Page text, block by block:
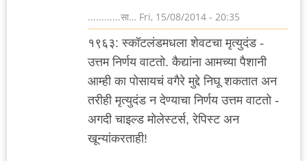
............सा… Fri, 15/08/2014 - 20:35
१९६३: स्कॉटलंडमधला शेवटचा मृत्युदंड -
उत्तम निर्णय वाटतो. कैद्यांना आमच्या पैशानी
आम्ही का पोसायचं वगैरे मुद्दे निघू शकतात अन
तरीही मृत्युदंड न देण्याचा निर्णय उत्तम वाटतो -
अगदी चाइल्ड मोलेस्टर्स, रेपिस्ट अन
खून्यांकरताही!